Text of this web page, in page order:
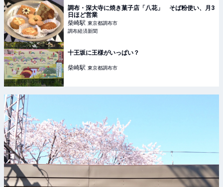
調布・深大寺に焼き菓子店「八花」 そば粉使い、月3
日ほど営業
柴崎駅 東京都調布市
調布経済新聞
十王坂に王様がいっぱい？
柴崎駅 東京都調布市